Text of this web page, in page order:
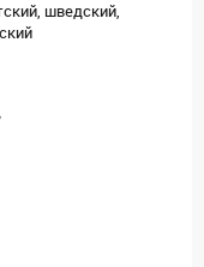
шведский,